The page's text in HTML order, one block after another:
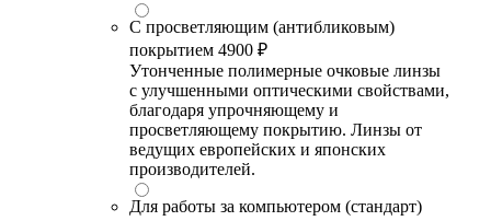
С просветляющим (антибликовым)
покрытием 4900 ₽
Утонченные полимерные очковые линзы
с улучшенными оптическими свойствами,
благодаря упрочняющему и
просветляющему покрытию. Линзы от
ведущих европейских и японских
производителей.
Для работы за компьютером (стандарт)